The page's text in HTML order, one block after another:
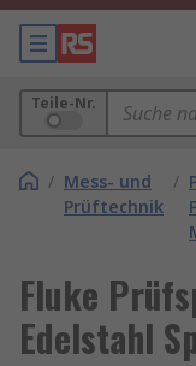
Teile-Nr.
/ Mess- und
Prüftechnik
/
Fluke
Edelstahl